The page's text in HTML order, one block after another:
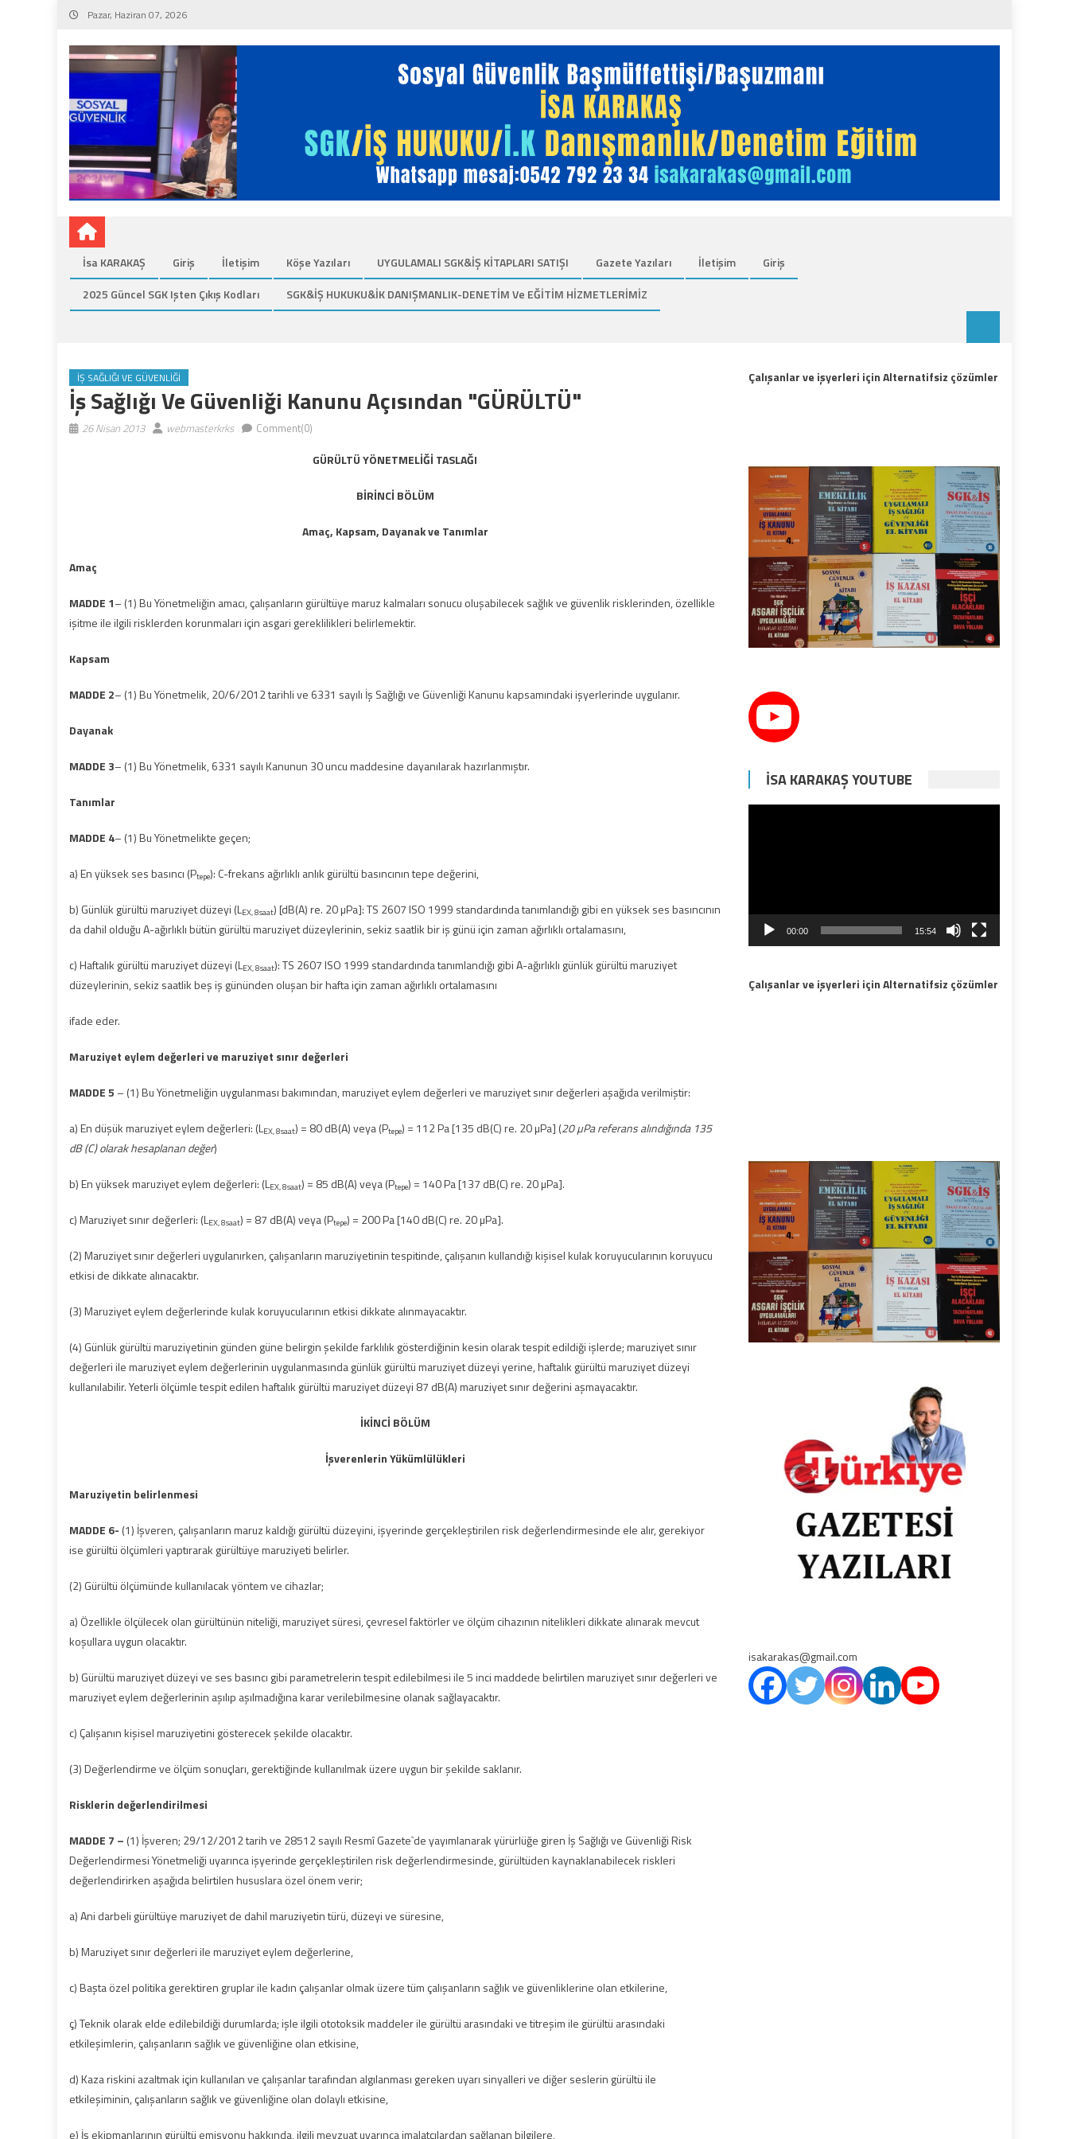
Skip
content
Pazar, Haziran 07, 2026
İsa KARAKAŞ Giriş İletişim Köşe Yazıları UYGULAMALI SGK&İŞ KİTAPLARI SATIŞI Gazete Yazıları İletişim
Giriş
2025 Güncel SGK Işten Çıkış Kodları
SGK&İŞ HUKUKU&İK DANIŞMANLIK-DENETİM Ve EĞİTİM HİZMETLERİMİZ
İŞ SAĞLIĞI VE GÜVENLIĞI
İş Sağlığı Ve Güvenliği Kanunu Açısından "GÜRÜLTÜ"
26 Nisan 2013 webmasterkrks Comment(0)
GÜRÜLTÜ YÖNETMELİĞİ TASLAĞI
BİRİNCİ BÖLÜM
Amaç, Kapsam, Dayanak ve Tanımlar
Amaç
MADDE 1– (1) Bu Yönetmeliğin amacı, çalışanların gürültüye maruz kalmaları sonucu oluşabilecek sağlık ve güvenlik risklerinden, özellikle
işitme ile ilgili risklerden korunmaları için asgari gereklilikleri belirlemektir.
Kapsam
MADDE 2– (1) Bu Yönetmelik, 20/6/2012 tarihli ve 6331 sayılı İş Sağlığı ve Güvenliği Kanunu kapsamındaki işyerlerinde uygulanır.
Dayanak
MADDE 3– (1) Bu Yönetmelik, 6331 sayılı Kanunun 30 uncu maddesine dayanılarak hazırlanmıştır.
Tanımlar
MADDE 4– (1) Bu Yönetmelikte geçen;
a) En yüksek ses basıncı (Ptepe): C-frekans ağırlıklı anlık gürültü basıncının tepe değerini,
b) Günlük gürültü maruziyet düzeyi (LEX, 8saat) [dB(A) re. 20 µPa]: TS 2607 ISO 1999 standardında tanımlandığı gibi en yüksek ses basıncının
da dahil olduğu A-ağırlıklı bütün gürültü maruziyet düzeylerinin, sekiz saatlik bir iş günü için zaman ağırlıklı ortalamasını,
c) Haftalık gürültü maruziyet düzeyi (LEX, 8saat): TS 2607 ISO 1999 standardında tanımlandığı gibi A-ağırlıklı günlük gürültü maruziyet
düzeylerinin, sekiz saatlik beş iş gününden oluşan bir hafta için zaman ağırlıklı ortalamasını
ifade eder.
Maruziyet eylem değerleri ve maruziyet sınır değerleri
MADDE 5 – (1) Bu Yönetmeliğin uygulanması bakımından, maruziyet eylem değerleri ve maruziyet sınır değerleri aşağıda verilmiştir:
a) En düşük maruziyet eylem değerleri: (LEX, 8saat) = 80 dB(A) veya (Ptepe) = 112 Pa [135 dB(C) re. 20 µPa] (20 µPa referans alındığında 135
dB (C) olarak hesaplanan değer)
b) En yüksek maruziyet eylem değerleri: (LEX, 8saat) = 85 dB(A) veya (Ptepe) = 140 Pa [137 dB(C) re. 20 µPa].
c) Maruziyet sınır değerleri: (LEX, 8saat) = 87 dB(A) veya (Ptepe) = 200 Pa [140 dB(C) re. 20 µPa].
(2) Maruziyet sınır değerleri uygulanırken, çalışanların maruziyetinin tespitinde, çalışanın kullandığı kişisel kulak koruyucularının koruyucu
etkisi de dikkate alınacaktır.
(3) Maruziyet eylem değerlerinde kulak koruyucularının etkisi dikkate alınmayacaktır.
(4) Günlük gürültü maruziyetinin günden güne belirgin şekilde farklılık gösterdiğinin kesin olarak tespit edildiği işlerde; maruziyet sınır
değerleri ile maruziyet eylem değerlerinin uygulanmasında günlük gürültü maruziyet düzeyi yerine, haftalık gürültü maruziyet düzeyi
kullanılabilir. Yeterli ölçümle tespit edilen haftalık gürültü maruziyet düzeyi 87 dB(A) maruziyet sınır değerini aşmayacaktır.
İKİNCİ BÖLÜM
İşverenlerin Yükümlülükleri
Maruziyetin belirlenmesi
MADDE 6- (1) İşveren, çalışanların maruz kaldığı gürültü düzeyini, işyerinde gerçekleştirilen risk değerlendirmesinde ele alır, gerekiyor
ise gürültü ölçümleri yaptırarak gürültüye maruziyeti belirler.
(2) Gürültü ölçümünde kullanılacak yöntem ve cihazlar;
a) Özellikle ölçülecek olan gürültünün niteliği, maruziyet süresi, çevresel faktörler ve ölçüm cihazının nitelikleri dikkate alınarak mevcut
koşullara uygun olacaktır.
b) Gürültü maruziyet düzeyi ve ses basıncı gibi parametrelerin tespit edilebilmesi ile 5 inci maddede belirtilen maruziyet sınır değerleri ve
maruziyet eylem değerlerinin aşılıp aşılmadığına karar verilebilmesine olanak sağlayacaktır.
c) Çalışanın kişisel maruziyetini gösterecek şekilde olacaktır.
(3) Değerlendirme ve ölçüm sonuçları, gerektiğinde kullanılmak üzere uygun bir şekilde saklanır.
Risklerin değerlendirilmesi
MADDE 7 – (1) İşveren; 29/12/2012 tarih ve 28512 sayılı Resmî Gazete`de yayımlanarak yürürlüğe giren İş Sağlığı ve Güvenliği Risk
Değerlendirmesi Yönetmeliği uyarınca işyerinde gerçekleştirilen risk değerlendirmesinde, gürültüden kaynaklanabilecek riskleri
değerlendirirken aşağıda belirtilen hususlara özel önem verir;
a) Ani darbeli gürültüye maruziyet de dahil maruziyetin türü, düzeyi ve süresine,
b) Maruziyet sınır değerleri ile maruziyet eylem değerlerine,
c) Başta özel politika gerektiren gruplar ile kadın çalışanlar olmak üzere tüm çalışanların sağlık ve güvenliklerine olan etkilerine,
ç) Teknik olarak elde edilebildiği durumlarda; işle ilgili ototoksik maddeler ile gürültü arasındaki ve titreşim ile gürültü arasındaki
etkileşimlerin, çalışanların sağlık ve güvenliğine olan etkisine,
d) Kaza riskini azaltmak için kullanılan ve çalışanlar tarafından algılanması gereken uyarı sinyalleri ve diğer seslerin gürültü ile
etkileşiminin, çalışanların sağlık ve güvenliğine olan dolaylı etkisine,
e) İş ekipmanlarının gürültü emisyonu hakkında, ilgili mevzuat uyarınca imalatçılardan sağlanan bilgilere,
Çalışanlar ve işyerleri için Alternatifsiz çözümler
İSA KARAKAŞ YOUTUBE
00:00 15:54
Çalışanlar ve işyerleri için Alternatifsiz çözümler
isakarakas@gmail.com